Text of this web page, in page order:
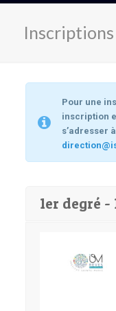
Pour une
inscription
s’adresser
1er degré -